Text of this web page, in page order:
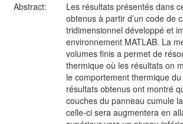
Abstract:
Les résultats présentés dans
obtenus à partir d’un code de
tridimensionnel développé et
environnement MATLAB. La
volumes finis a permet de
thermique où les résultats on
le comportement thermique
résultats obtenus ont montré
couches du panneau cumule
celle-ci sera augmentera en